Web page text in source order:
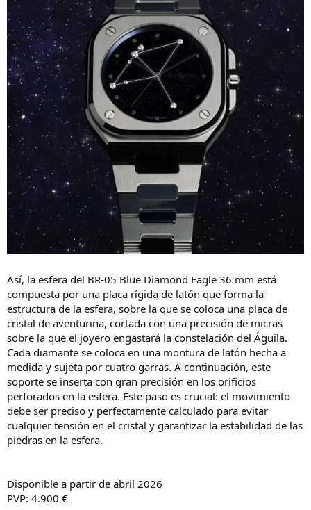
Así, la esfera del BR-05 Blue Diamond Eagle 36 mm está
compuesta por una placa rígida de latón que forma la
estructura de la esfera, sobre la que se coloca una placa de
cristal de aventurina, cortada con una precisión de micras
sobre la que el joyero engastará la constelación del Águila.
Cada diamante se coloca en una montura de latón hecha a
medida y sujeta por cuatro garras. A continuación, este
soporte se inserta con gran precisión en los orificios
perforados en la esfera. Este paso es crucial: el movimiento
debe ser preciso y perfectamente calculado para evitar
cualquier tensión en el cristal y garantizar la estabilidad de las
piedras en la esfera.
Disponible a partir de abril 2026
PVP: 4.900 €